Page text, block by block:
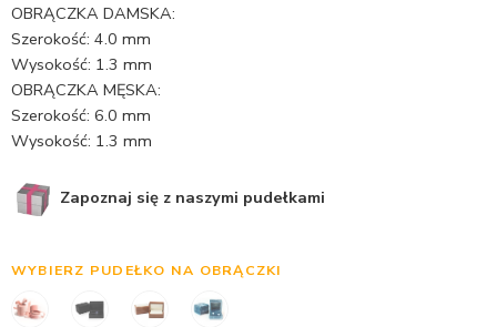
OBRĄCZKA DAMSKA:
Szerokość: 4.0 mm
Wysokość: 1.3 mm
OBRĄCZKA MĘSKA:
Szerokość: 6.0 mm
Wysokość: 1.3 mm
Zapoznaj się z naszymi pudełkami
WYBIERZ PUDEŁKO NA OBRĄCZKI